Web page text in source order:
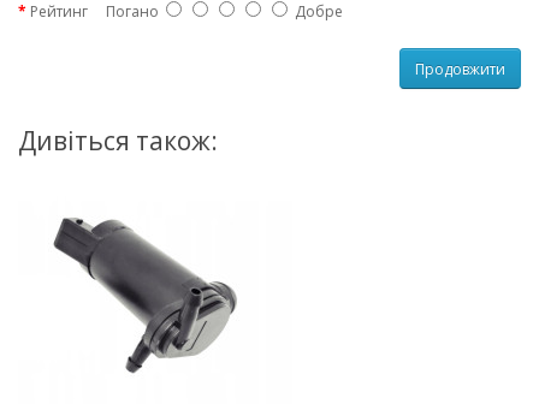
Рейтинг Погано Добре
Продовжити
Дивіться також: